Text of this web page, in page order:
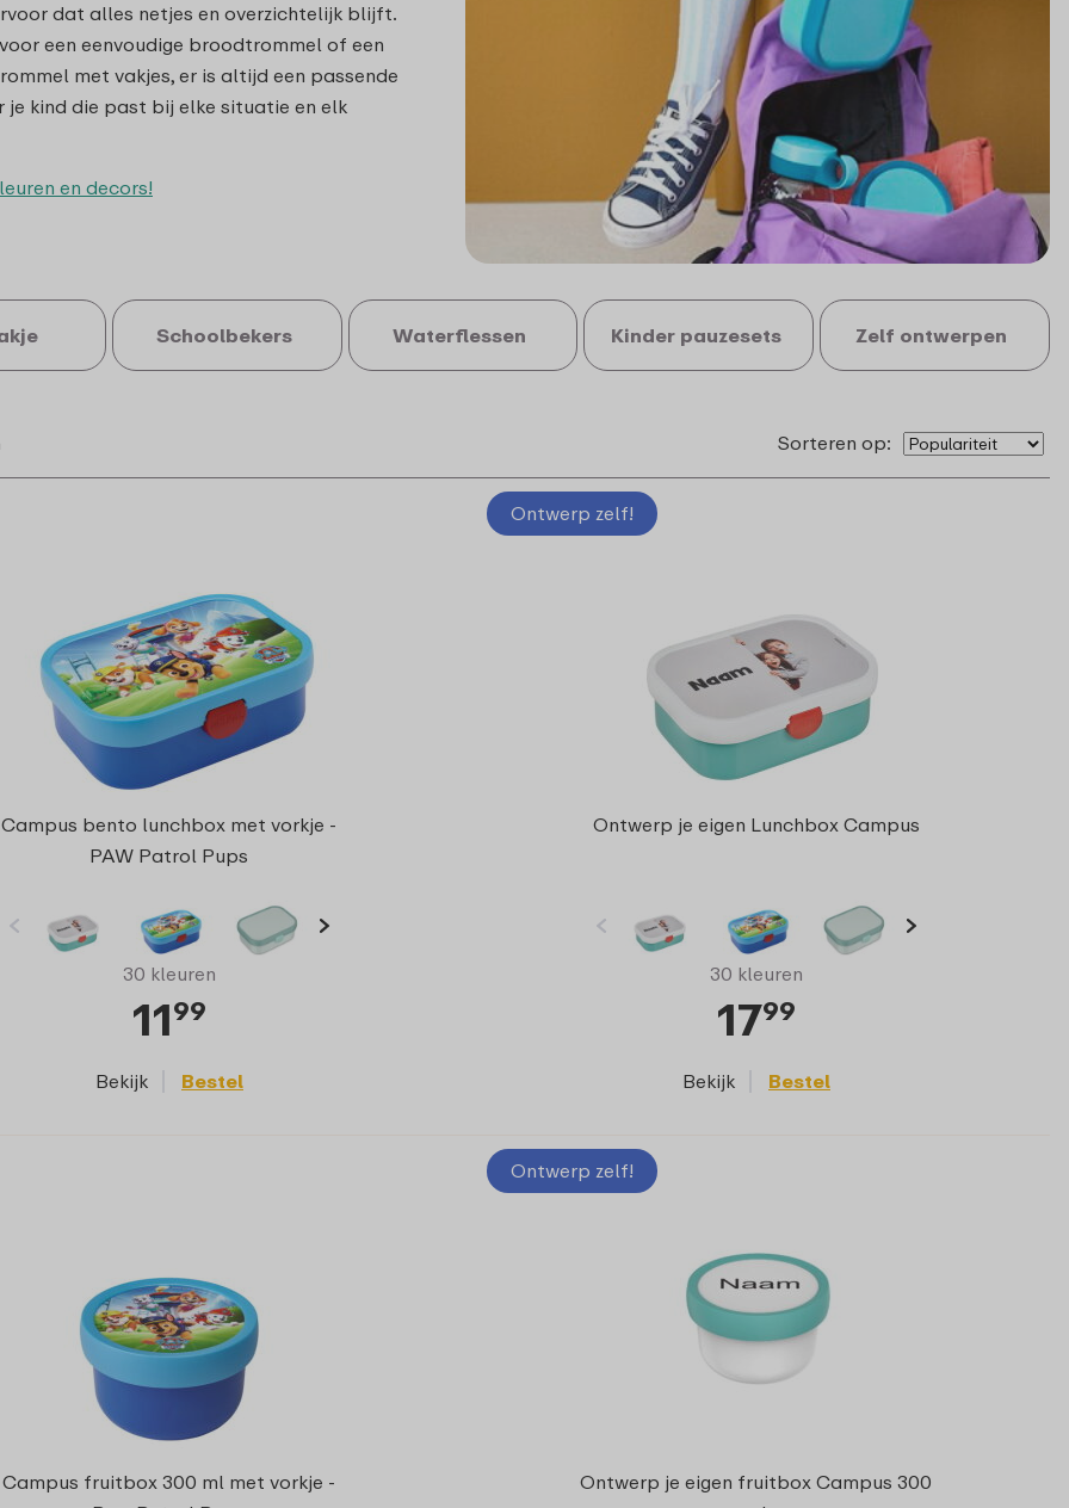
dat alles netjes en overzichtelijk blijft.
een eenvoudige broodtrommel of een
met vakjes, er is altijd een passende
je kind die past bij elke situatie en elk
en decors!
Schoolbekers Waterflessen Kinder pauzesets Zelf ontwerpen
Sorteren op:
Campus bento lunchbox met vorkje -
PAW Patrol Pups
30 kleuren
1199
Bekijk Bestel
Ontwerp zelf!
Ontwerp je eigen Lunchbox Campus
30 kleuren
1799
Bekijk Bestel
Campus fruitbox 300 ml met vorkje -
Ontwerp zelf!
Ontwerp je eigen fruitbox Campus 300